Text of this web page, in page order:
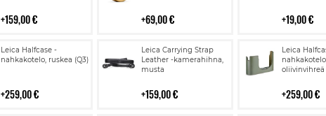
159,00 € 69,00 € 19,00 €
Leica Halfcase -
nahkakotelo, ruskea (Q3)
259,00 €
Lisää
ostoskoriin
Leica Carrying Strap
Leather -kamerahihna,
musta
159,00 €
Lisää
ostoskoriin
Leica
oliivinvihreä
259,00 €
Lisää